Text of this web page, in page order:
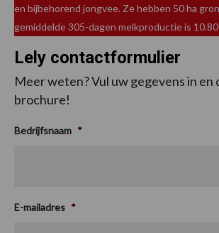
en bijbehorend jongvee. Ze hebben 50 ha
gemiddelde 305-dagen melkproductie is
Lely contactformulier
Meer weten? Vul uw gegevens in en
brochure!
Bedrijfsnaam *
E-mailadres *